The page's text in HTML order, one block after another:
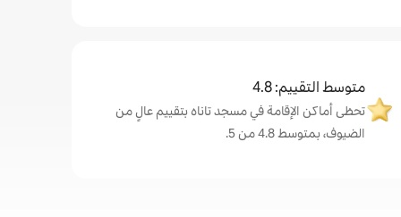
متوسط التقييم: 4.8
تحظى أماكن الإقامة في مسجد تاناه بتقييم عالٍ من
الضيوف، بمتوسط 4.8 من 5.